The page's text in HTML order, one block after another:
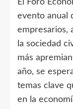
El Foro
evento anual
empresarios,
la sociedad
más
año, se
temas clave
en la